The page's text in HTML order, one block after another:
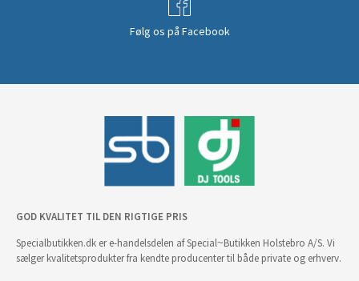
Følg os på Facebook
GOD KVALITET TIL DEN RIGTIGE PRIS
Specialbutikken.dk er e-handelsdelen af Special~Butikken Holstebro A/S. Vi
sælger kvalitetsprodukter fra kendte producenter til både private og erhverv.